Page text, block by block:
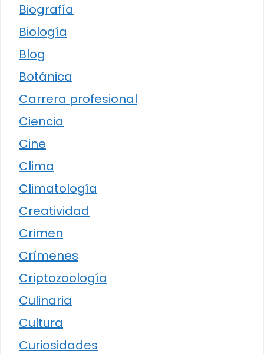
Biografía
Biología
Blog
Botánica
Carrera profesional
Ciencia
Cine
Clima
Climatología
Creatividad
Crimen
Crímenes
Criptozoología
Culinaria
Cultura
Curiosidades